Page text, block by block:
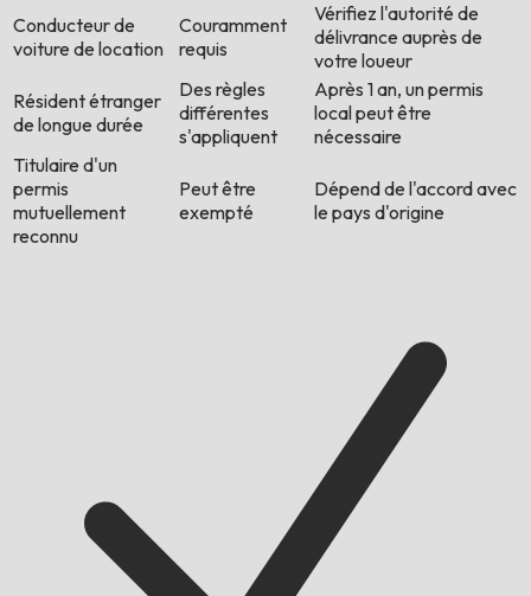
Conducteur de
voiture de location
Couramment
requis
Vérifiez l'autorité de
délivrance auprès de
votre loueur
Résident étranger
de longue durée
Des règles
différentes
s'appliquent
Après 1 an, un permis
local peut être
nécessaire
Titulaire d'un
permis
mutuellement
reconnu
Peut être
exempté
Dépend de l'accord avec
le pays d'origine